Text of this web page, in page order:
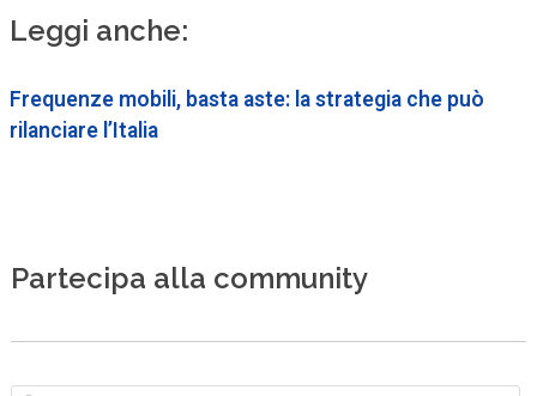
Leggi anche:
Frequenze mobili, basta aste: la strategia che può
rilanciare l’Italia
Partecipa alla community